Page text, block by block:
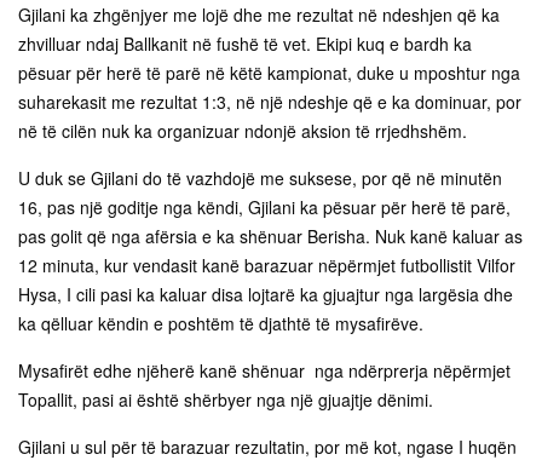
Gjilani ka zhgënjyer me lojë dhe me rezultat në ndeshjen që ka
zhvilluar ndaj Ballkanit në fushë të vet. Ekipi kuq e bardh ka
pësuar për herë të parë në këtë kampionat, duke u mposhtur nga
suharekasit me rezultat 1:3, në një ndeshje që e ka dominuar, por
në të cilën nuk ka organizuar ndonjë aksion të rrjedhshëm.
U duk se Gjilani do të vazhdojë me suksese, por që në minutën
16, pas një goditje nga këndi, Gjilani ka pësuar për herë të parë,
pas golit që nga afërsia e ka shënuar Berisha. Nuk kanë kaluar as
12 minuta, kur vendasit kanë barazuar nëpërmjet futbollistit Vilfor
Hysa, I cili pasi ka kaluar disa lojtarë ka gjuajtur nga largësia dhe
ka qëlluar këndin e poshtëm të djathtë të mysafirëve.
Mysafirët edhe njëherë kanë shënuar nga ndërprerja nëpërmjet
Topallit, pasi ai është shërbyer nga një gjuajtje dënimi.
Gjilani u sul për të barazuar rezultatin, por më kot, ngase I huqën